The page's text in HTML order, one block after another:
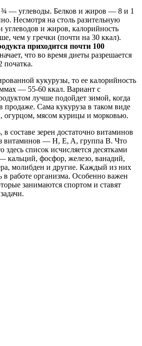
¾ — углеводы. Белков и жиров — 8 и 1
Несмотря на столь разительную
углеводов и жиров, калорийность
чем у гречки (почти на 30 ккал).
приходится почти 100
что во время диеты разрешается
початка.
кукурузы, то ее калорийность
— 55-60 ккал. Вариант с
лучше подойдет зимой, когда
продаже. Сама кукуруза в таком виде
огурцом, мясом курицы и морковью.
составе зерен достаточно витаминов
витаминов — H, E, A, группа B. Что
здесь список исчисляется десятками
кальций, фосфор, железо, ванадий,
молибден и другие. Каждый из них
в работе организма. Особенно важен
занимаются спортом и ставят